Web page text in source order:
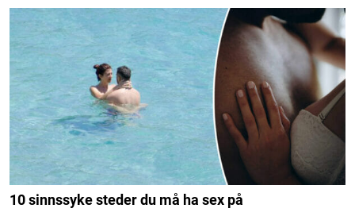
10 sinnssyke steder du må ha sex på